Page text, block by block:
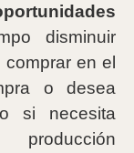
disminuir
en el
o desea
si necesita